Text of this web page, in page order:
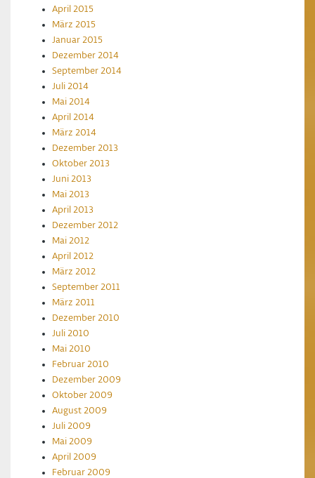
April 2015
März 2015
Januar 2015
Dezember 2014
September 2014
Juli 2014
Mai 2014
April 2014
März 2014
Dezember 2013
Oktober 2013
Juni 2013
Mai 2013
April 2013
Dezember 2012
Mai 2012
April 2012
März 2012
September 2011
März 2011
Dezember 2010
Juli 2010
Mai 2010
Februar 2010
Dezember 2009
Oktober 2009
August 2009
Juli 2009
Mai 2009
April 2009
Februar 2009